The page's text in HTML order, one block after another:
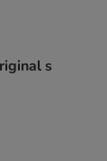
s